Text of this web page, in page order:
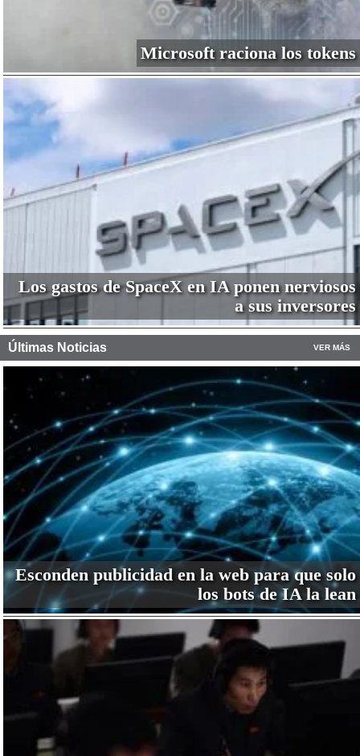
Microsoft raciona los tokens
Los gastos de SpaceX en IA ponen nerviosos
a sus inversores
Últimas Noticias VER MÁS
Esconden publicidad en la web para que solo
los bots de IA la lean